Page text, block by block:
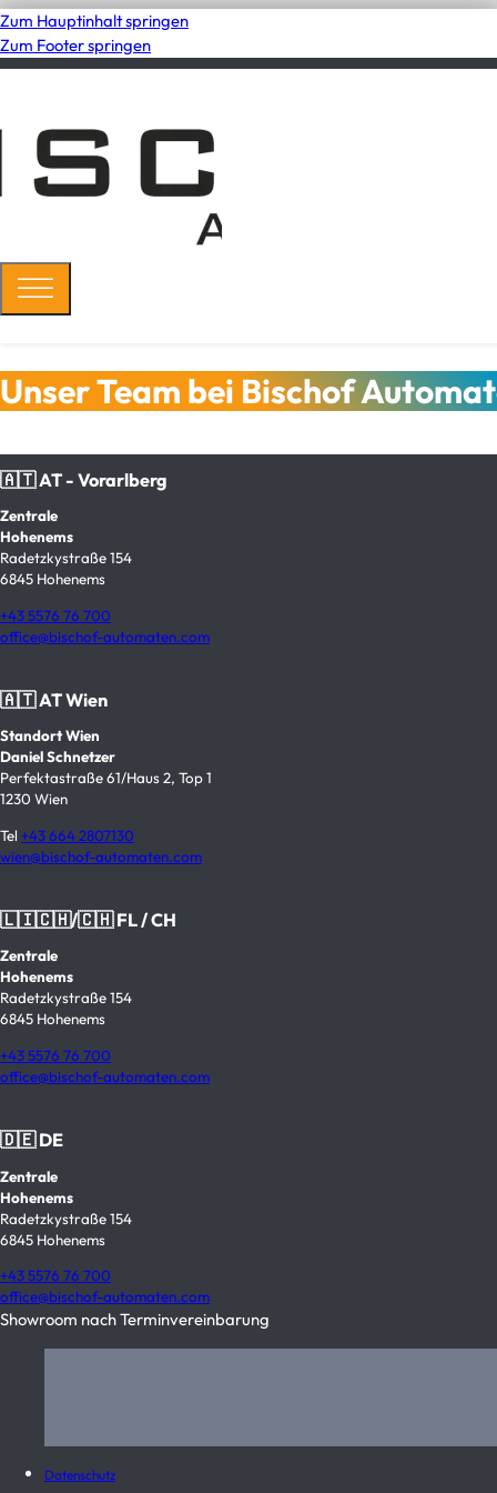
Zum Hauptinhalt springen
Zum Footer springen
Unser Team bei Bischof
🇦🇹 AT - Vorarlberg
Zentrale
Hohenems
Radetzkystraße 154
6845 Hohenems
+43 5576 76 700
office@bischof-automaten.com
🇦🇹 AT Wien
Standort Wien
Daniel Schnetzer
Perfektastraße 61/Haus 2, Top 1
1230 Wien
Tel +43 664 2807130
wien@bischof-automaten.com
🇱🇮🇨🇭/🇨🇭 FL / CH
Zentrale
Hohenems
Radetzkystraße 154
6845 Hohenems
+43 5576 76 700
office@bischof-automaten.com
🇩🇪 DE
Zentrale
Hohenems
Radetzkystraße 154
6845 Hohenems
+43 5576 76 700
office@bischof-automaten.com
Showroom nach Terminvereinbarung
Datenschutz